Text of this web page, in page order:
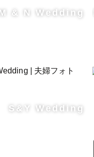
ご相談ください！
M & N Wedding
S&Y Wedding